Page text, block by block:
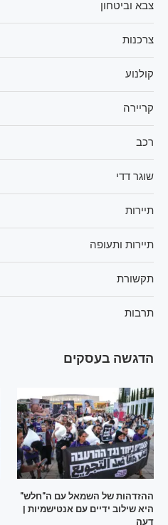
צבא וביטחון
צרכנות
קולנוע
קריירה
רכב
שוגר דדי
תיירות
תיירות ותעופה
תקשורת
תרבות
הדגשה בעסקים
ההזדהות של השמאל עם ה"חלש"
היא שילוב ידיים עם אנטישמיות |
דעה